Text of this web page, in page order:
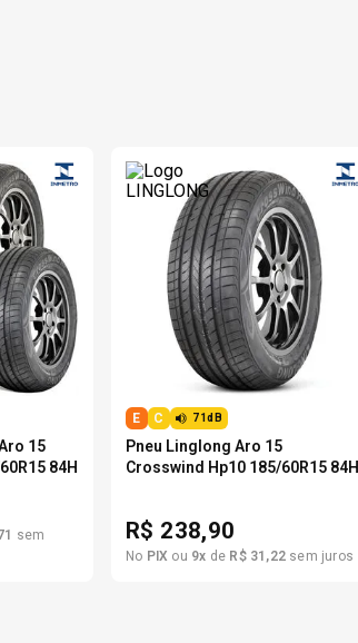
15
84H
sem
E C 71dB
Pneu Linglong Aro 15
Crosswind Hp10 185/60R15 84H
R$ 238,90
No PIX ou 9x de R$ 31 ,22sem juros